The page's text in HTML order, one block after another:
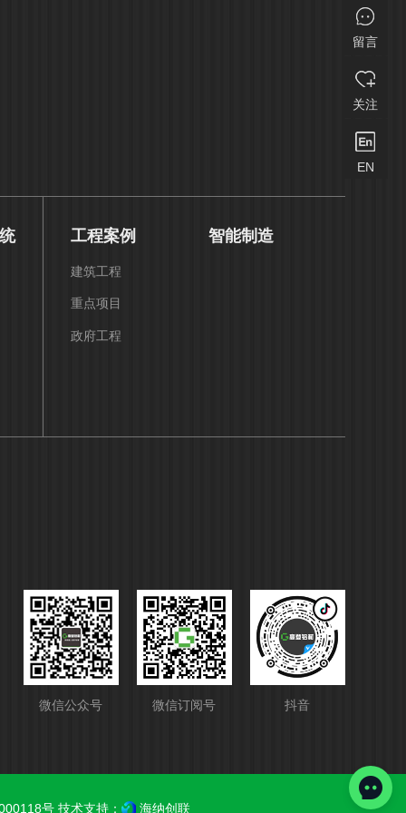
工程案例
建筑工程
重点项目
政府工程
智能制造
微信公众号 微信订阅号 抖音
号 技术支持： 海纳创联
留言
关注
EN